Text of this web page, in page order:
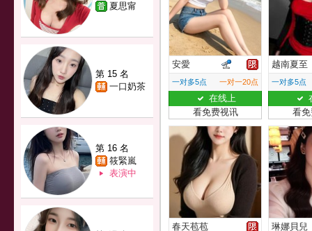
夏思甯
第 15 名
一口奶茶
第 16 名
筱緊嵐
表演中
安愛
一对多5点 一对一20点
在线上
看免费视讯
越南夏至
一对多5点
看
春天苞苞 琳娜貝兒